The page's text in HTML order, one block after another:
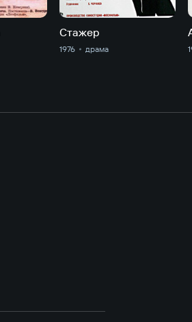
Стажер
1976 драма